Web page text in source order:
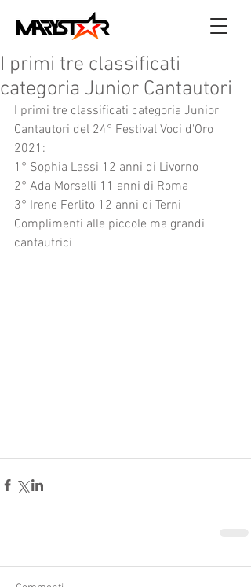
I primi tre classificati
categoria Junior Cantautori
I primi tre classificati categoria Junior
Cantautori del 24° Festival Voci d'Oro
2021:
1° Sophia Lassi 12 anni di Livorno
2° Ada Morselli 11 anni di Roma
3° Irene Ferlito 12 anni di Terni
Complimenti alle piccole ma grandi
cantautrici